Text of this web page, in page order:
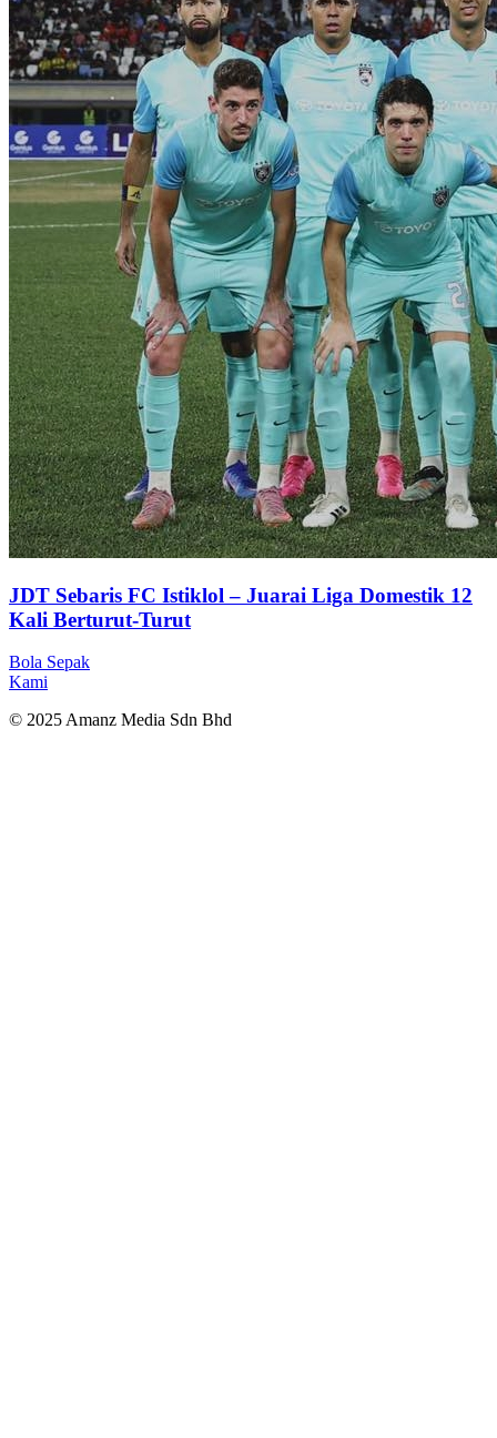
JDT Sebaris FC Istiklol – Juarai Liga Domestik 12
Kali Berturut-Turut
Bola Sepak
Kami
© 2025 Amanz Media Sdn Bhd